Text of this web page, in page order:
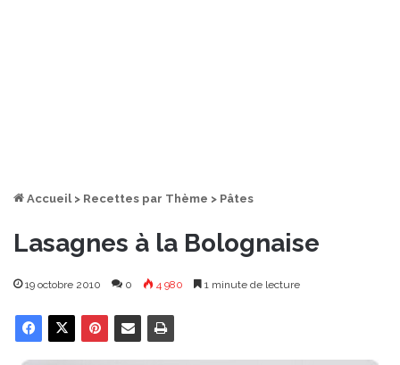
Accueil > Recettes par Thème > Pâtes
Lasagnes à la Bolognaise
19 octobre 2010 0 4 980 1 minute de lecture